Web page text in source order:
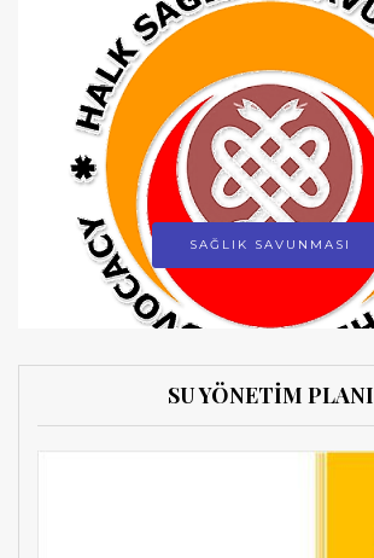
SAĞLIK SAVUNMASI
SU YÖNETİM PLANI